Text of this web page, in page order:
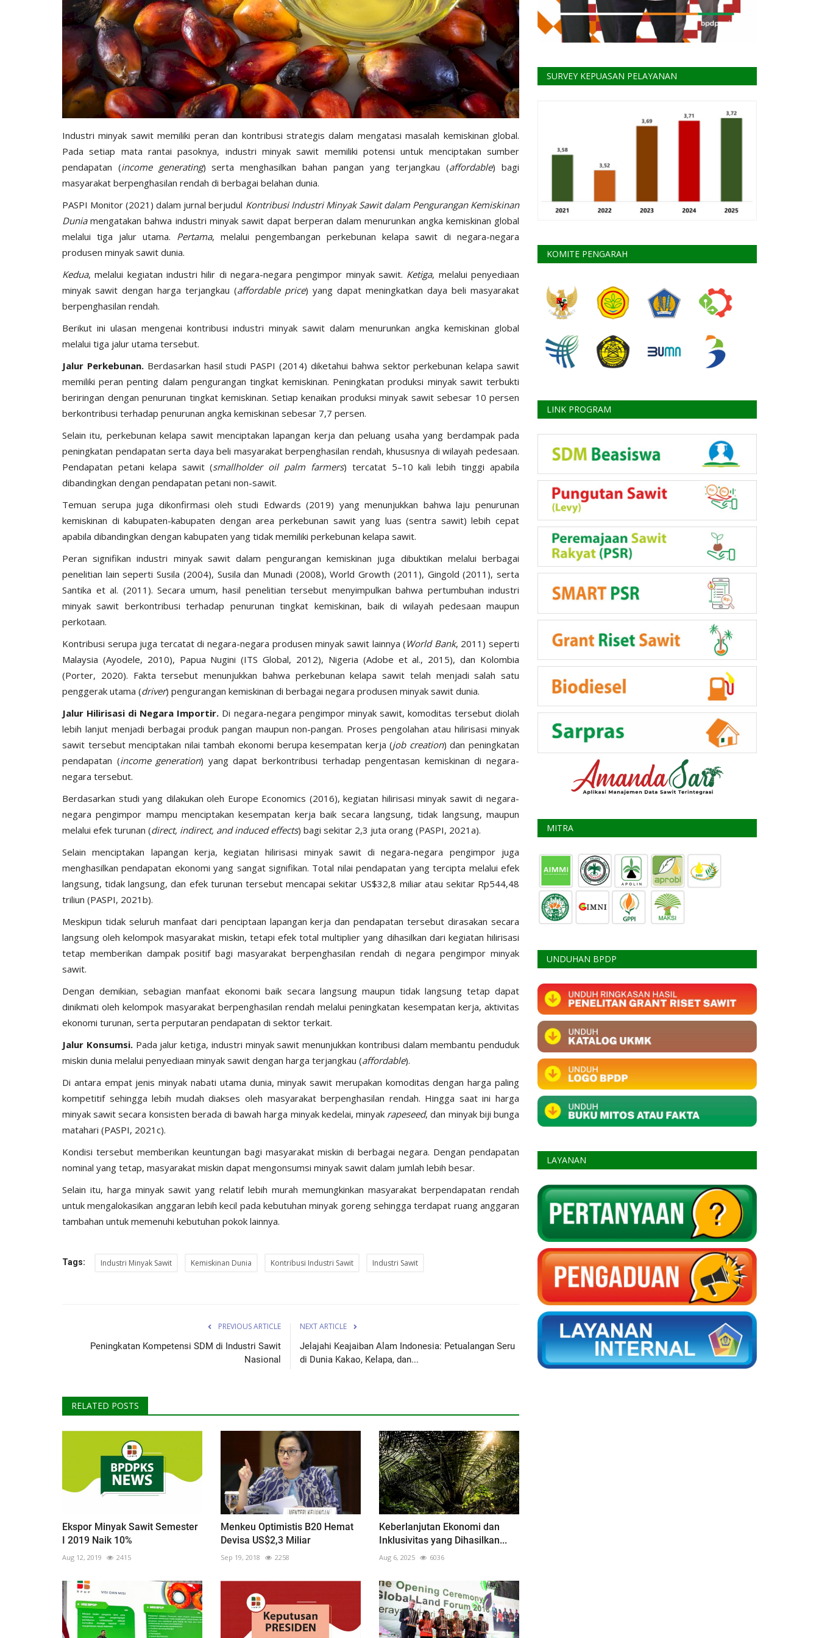
Industri minyak sawit memiliki peran dan kontribusi strategis dalam mengatasi masalah kemiskinan global.
Pada setiap mata rantai pasoknya, industri minyak sawit memiliki potensi untuk menciptakan sumber
pendapatan (income generating) serta menghasilkan bahan pangan yang terjangkau (affordable) bagi
masyarakat berpenghasilan rendah di berbagai belahan dunia.
PASPI Monitor (2021) dalam jurnal berjudul Kontribusi Industri Minyak Sawit dalam Pengurangan Kemiskinan
Duniamengatakan bahwa industri minyak sawit dapat berperan dalam menurunkan angka kemiskinan global
melalui tiga jalur utama. Pertama, melalui pengembangan perkebunan kelapa sawit di negara-negara
produsen minyak sawit dunia.
Kedua, melalui kegiatan industri hilir di negara-negara pengimpor minyak sawit. Ketiga, melalui penyediaan
minyak sawit dengan harga terjangkau (affordable price) yang dapat meningkatkan daya beli masyarakat
berpenghasilan rendah.
Berikut ini ulasan mengenai kontribusi industri minyak sawit dalam menurunkan angka kemiskinan global
melalui tiga jalur utama tersebut.
Jalur Perkebunan.Berdasarkan hasil studi PASPI (2014) diketahui bahwa sektor perkebunan kelapa sawit
memiliki peran penting dalam pengurangan tingkat kemiskinan. Peningkatan produksi minyak sawit terbukti
beriringan dengan penurunan tingkat kemiskinan. Setiap kenaikan produksi minyak sawit sebesar 10 persen
berkontribusi terhadap penurunan angka kemiskinan sebesar 7,7 persen.
Selain itu, perkebunan kelapa sawit menciptakan lapangan kerja dan peluang usaha yang berdampak pada
peningkatan pendapatan serta daya beli masyarakat berpenghasilan rendah, khususnya di wilayah pedesaan.
Pendapatan petani kelapa sawit (smallholder oil palm farmers) tercatat 5–10 kali lebih tinggi apabila
dibandingkan dengan pendapatan petani non-sawit.
Temuan serupa juga dikonfirmasi oleh studi Edwards (2019) yang menunjukkan bahwa laju penurunan
kemiskinan di kabupaten-kabupaten dengan area perkebunan sawit yang luas (sentra sawit) lebih cepat
apabila dibandingkan dengan kabupaten yang tidak memiliki perkebunan kelapa sawit.
Peran signifikan industri minyak sawit dalam pengurangan kemiskinan juga dibuktikan melalui berbagai
penelitian lain seperti Susila (2004), Susila dan Munadi (2008), World Growth (2011), Gingold (2011), serta
Santika et al. (2011). Secara umum, hasil penelitian tersebut menyimpulkan bahwa pertumbuhan industri
minyak sawit berkontribusi terhadap penurunan tingkat kemiskinan, baik di wilayah pedesaan maupun
perkotaan.
Kontribusi serupa juga tercatat di negara-negara produsen minyak sawit lainnya ( World Bank, 2011) seperti
Malaysia (Ayodele, 2010), Papua Nugini (ITS Global, 2012), Nigeria (Adobe et al., 2015), dan Kolombia
(Porter, 2020). Fakta tersebut menunjukkan bahwa perkebunan kelapa sawit telah menjadi salah satu
penggerak utama (driver) pengurangan kemiskinan di berbagai negara produsen minyak sawit dunia.
Jalur Hilirisasi di Negara Importir. Di negara-negara pengimpor minyak sawit, komoditas tersebut diolah
lebih lanjut menjadi berbagai produk pangan maupun non-pangan. Proses pengolahan atau hilirisasi minyak
sawit tersebut menciptakan nilai tambah ekonomi berupa kesempatan kerja (job creation) dan peningkatan
pendapatan (income generation) yang dapat berkontribusi terhadap pengentasan kemiskinan di negara-
negara tersebut.
Berdasarkan studi yang dilakukan oleh Europe Economics (2016), kegiatan hilirisasi minyak sawit di negara-
negara pengimpor mampu menciptakan kesempatan kerja baik secara langsung, tidak langsung, maupun
melalui efek turunan (direct, indirect, and induced effects) bagi sekitar 2,3 juta orang (PASPI, 2021a).
Selain menciptakan lapangan kerja, kegiatan hilirisasi minyak sawit di negara-negara pengimpor juga
menghasilkan pendapatan ekonomi yang sangat signifikan. Total nilai pendapatan yang tercipta melalui efek
langsung, tidak langsung, dan efek turunan tersebut mencapai sekitar US$32,8 miliar atau sekitar Rp544,48
triliun (PASPI, 2021b).
Meskipun tidak seluruh manfaat dari penciptaan lapangan kerja dan pendapatan tersebut dirasakan secara
langsung oleh kelompok masyarakat miskin, tetapi efek total multiplier yang dihasilkan dari kegiatan hilirisasi
tetap memberikan dampak positif bagi masyarakat berpenghasilan rendah di negara pengimpor minyak
sawit.
Dengan demikian, sebagian manfaat ekonomi baik secara langsung maupun tidak langsung tetap dapat
dinikmati oleh kelompok masyarakat berpenghasilan rendah melalui peningkatan kesempatan kerja, aktivitas
ekonomi turunan, serta perputaran pendapatan di sektor terkait.
Jalur Konsumsi.Pada jalur ketiga, industri minyak sawit menunjukkan kontribusi dalam membantu penduduk
miskin dunia melalui penyediaan minyak sawit dengan harga terjangkau (affordable).
Di antara empat jenis minyak nabati utama dunia, minyak sawit merupakan komoditas dengan harga paling
kompetitif sehingga lebih mudah diakses oleh masyarakat berpenghasilan rendah. Hingga saat ini harga
minyak sawit secara konsisten berada di bawah harga minyak kedelai, minyak rapeseed, dan minyak biji bunga
matahari (PASPI, 2021c).
Kondisi tersebut memberikan keuntungan bagi masyarakat miskin di berbagai negara. Dengan pendapatan
nominal yang tetap, masyarakat miskin dapat mengonsumsi minyak sawit dalam jumlah lebih besar.
Selain itu, harga minyak sawit yang relatif lebih murah memungkinkan masyarakat berpendapatan rendah
untuk mengalokasikan anggaran lebih kecil pada kebutuhan minyak goreng sehingga terdapat ruang anggaran
tambahan untuk memenuhi kebutuhan pokok lainnya.
Tags: Industri Minyak Sawit Kemiskinan Dunia Kontribusi Industri Sawit Industri Sawit
PREVIOUS ARTICLE
Peningkatan Kompetensi SDM di Industri Sawit
Nasional
NEXT ARTICLE
Jelajahi Keajaiban Alam Indonesia: Petualangan Seru
di Dunia Kakao, Kelapa, dan...
RELATED POSTS
Ekspor Minyak Sawit Semester
I 2019 Naik 10%
Aug 12, 2019 2415
Menkeu Optimistis B20 Hemat
Devisa US$2,3 Miliar
Sep 19, 2018 2258
Keberlanjutan Ekonomi dan
Inklusivitas yang Dihasilkan...
Aug 6, 2025 6036
SURVEY KEPUASAN PELAYANAN
KOMITE PENGARAH
LINK PROGRAM
MITRA
UNDUHAN BPDP
LAYANAN